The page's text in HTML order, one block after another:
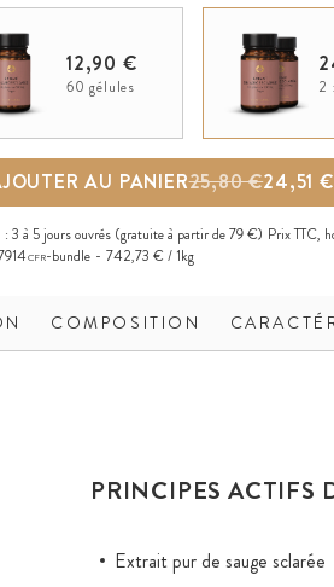
12,90 €
60 gélules 2
AU PANIER 24,51 €
25,80 €
: 3 à 5 jours ouvrés (gratuite à partir de 79 €) Prix TTC,
CFR-bundle 742,73 € / 1kg
COMPOSITION
PRINCIPES ACTIFS
Extrait pur de sauge sclarée